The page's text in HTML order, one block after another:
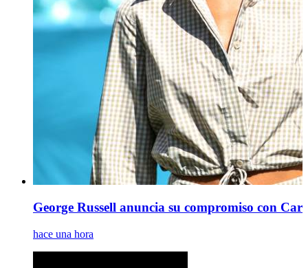
George Russell anuncia su compromiso con
hace una hora